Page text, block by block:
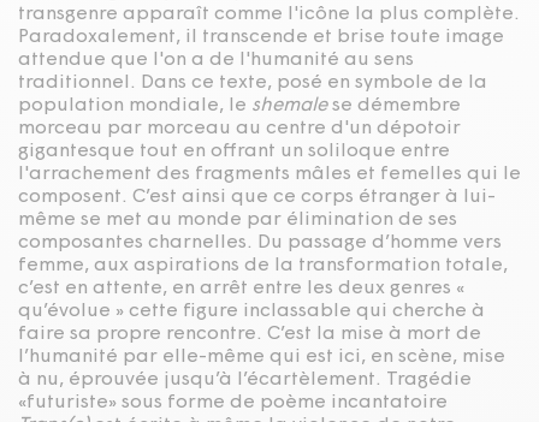
transgenre apparaît comme l'icône la plus complète.
Paradoxalement, il transcende et brise toute image
attendue que l'on a de l'humanité au sens
traditionnel. Dans ce texte, posé en symbole de la
population mondiale, le shemalese démembre
morceau par morceau au centre d'un dépotoir
gigantesque tout en offrant un soliloque entre
l'arrachement des fragments mâles et femelles qui le
composent. C’est ainsi que ce corps étranger à lui-
même se met au monde par élimination de ses
composantes charnelles. Du passage d’homme vers
femme, aux aspirations de la transformation totale,
c’est en attente, en arrêt entre les deux genres «
qu’évolue » cette figure inclassable qui cherche à
faire sa propre rencontre. C’est la mise à mort de
l’humanité par elle-même qui est ici, en scène, mise
à nu, éprouvée jusqu’à l’écartèlement. Tragédie
«futuriste» sous forme de poème incantatoire